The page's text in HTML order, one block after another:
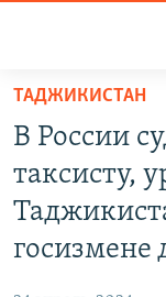
Вернуться
основному
содержанию
Вернутся
главной
КОНТАКТЫ
ТАДЖИКИСТАН
В России
таксисту,
госизмене